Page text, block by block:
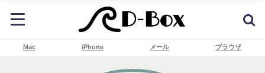
Mac iPhone メール ブラウザ